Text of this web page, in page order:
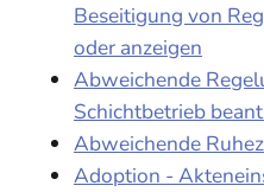
Beseitigung von
oder anzeigen
Abweichende
Schichtbetrieb
Abweichende
Adoption -